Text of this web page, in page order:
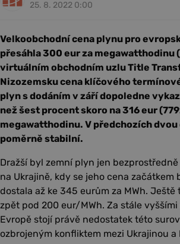
25. 8. 2022 0:00
Velkoobchodní cena plynu pro
přesáhla 300 eur za megawatthodinu
virtuálním obchodním uzlu Title
Nizozemsku cena klíčového
plyn s dodáním v září dopoledne
než šest procent skoro na 316 eur
megawatthodinu. V předchozích
poměrně stabilní.
Dražší byl zemní plyn jen
na Ukrajině, kdy se jeho cena začátkem
dostala až ke 345 eurům za MWh. Ještě
zpět pod 200 eur/MWh. Za stále
Evropě stojí právě nedostatek této
ozbrojeným konfliktem mezi Ukrajinou a